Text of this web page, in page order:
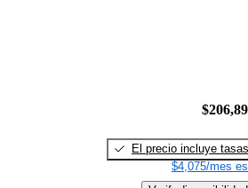
El precio incluye tasas
$4,075/mes